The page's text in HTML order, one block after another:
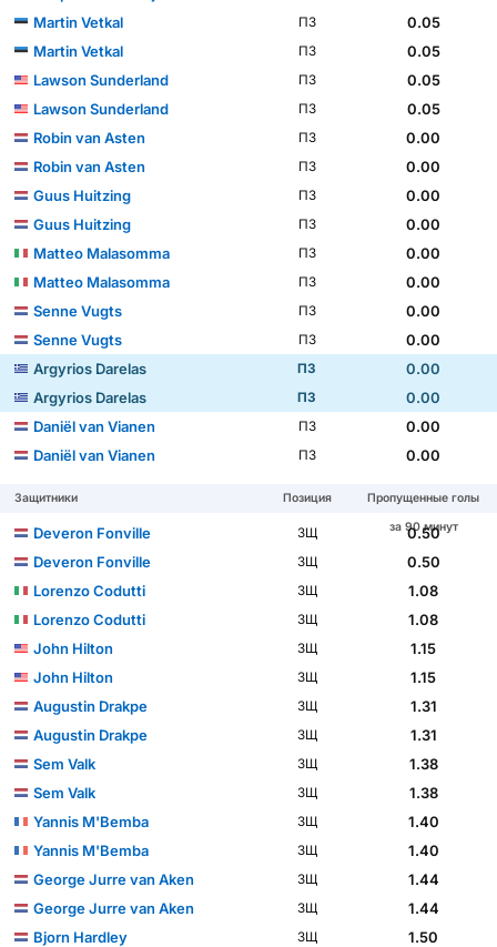
Martin Vetkal
ПЗ
0.05
Martin Vetkal
ПЗ
0.05
Lawson Sunderland
ПЗ
0.05
Lawson Sunderland
ПЗ
0.05
Robin van Asten
ПЗ
0.00
Robin van Asten
ПЗ
0.00
Guus Huitzing
ПЗ
0.00
Guus Huitzing
ПЗ
0.00
Matteo Malasomma
ПЗ
0.00
Matteo Malasomma
ПЗ
0.00
Senne Vugts
ПЗ
0.00
Senne Vugts
ПЗ
0.00
Argyrios Darelas
ПЗ
0.00
Argyrios Darelas
ПЗ
0.00
Daniël van Vianen
ПЗ
0.00
Daniël van Vianen
ПЗ 0.00
Защитники Позиция
Пропущенные голы
за 90 минут
Deveron Fonville ЗЩ
0.50
Deveron Fonville
ЗЩ
0.50
Lorenzo Codutti
ЗЩ
1.08
Lorenzo Codutti
ЗЩ
1.08
John Hilton
ЗЩ
1.15
John Hilton
ЗЩ
1.15
Augustin Drakpe
ЗЩ
1.31
Augustin Drakpe
ЗЩ
1.31
Sem Valk
ЗЩ
1.38
Sem Valk
ЗЩ
1.38
Yannis M'Bemba
ЗЩ
1.40
Yannis M'Bemba
ЗЩ
1.40
George Jurre van Aken
ЗЩ
1.44
George Jurre van Aken
ЗЩ
1.44
Bjorn Hardley
ЗЩ
1.50